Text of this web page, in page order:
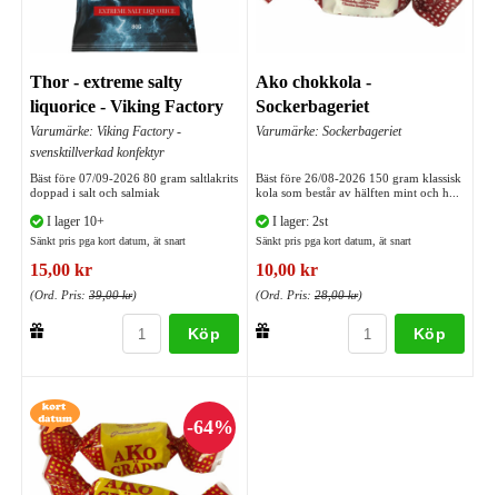
Thor - extreme salty
liquorice - Viking Factory
Varumärke: Viking Factory -
svensktillverkad konfektyr
Bäst före 07/09-2026 80 gram saltlakrits
doppad i salt och salmiak
I lager 10+
Sänkt pris pga kort datum, ät snart
15,00 kr
(Ord. Pris: 39,00 kr)
Köp
Ako chokkola -
Sockerbageriet
Varumärke: Sockerbageriet
Bäst före 26/08-2026 150 gram klassisk
kola som består av hälften mint och h...
I lager: 2st
Sänkt pris pga kort datum, ät snart
10,00 kr
(Ord. Pris: 28,00 kr)
Köp